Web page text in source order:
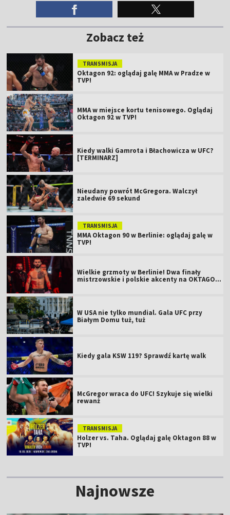
Zobacz też
TRANSMISJA
Oktagon 92: oglądaj galę MMA w Pradze w
TVP!
MMA w miejsce kortu tenisowego. Oglądaj
Oktagon 92 w TVP!
Kiedy walki Gamrota i Błachowicza w UFC?
[TERMINARZ]
Nieudany powrót McGregora. Walczył
zaledwie 69 sekund
TRANSMISJA
MMA Oktagon 90 w Berlinie: oglądaj galę w
TVP!
Wielkie grzmoty w Berlinie! Dwa finały
mistrzowskie i polskie akcenty na OKTAGON
W USA nie tylko mundial. Gala UFC przy
Białym Domu tuż, tuż
Kiedy gala KSW 119? Sprawdź kartę walk
McGregor wraca do UFC! Szykuje się wielki
rewanż
TRANSMISJA
Holzer vs. Taha. Oglądaj galę Oktagon 88 w
TVP!
Najnowsze